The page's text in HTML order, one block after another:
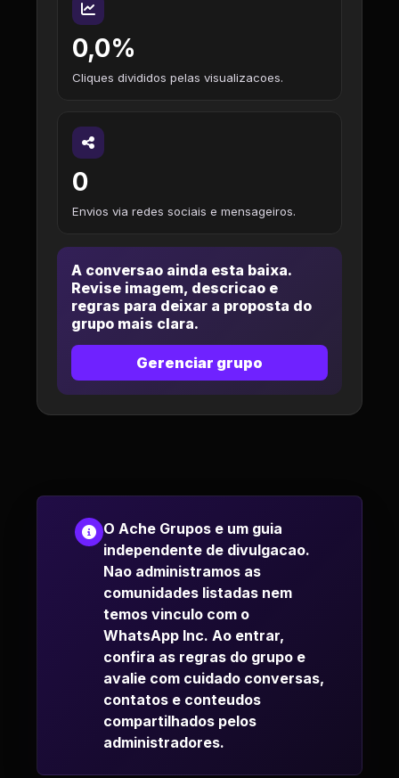
0,0%
Cliques divididos pelas visualizacoes.
0
Envios via redes sociais e mensageiros.
A conversao ainda esta baixa.
Revise imagem, descricao e
regras para deixar a proposta do
grupo mais clara.
Gerenciar grupo
O Ache Grupos e um guia
independente de divulgacao.
Nao administramos as
comunidades listadas nem
temos vinculo com o
WhatsApp Inc. Ao entrar,
confira as regras do grupo e
avalie com cuidado conversas,
contatos e conteudos
compartilhados pelos
administradores.